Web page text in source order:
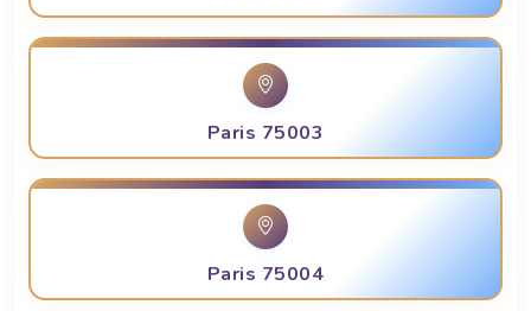
Paris 75003
Paris 75004